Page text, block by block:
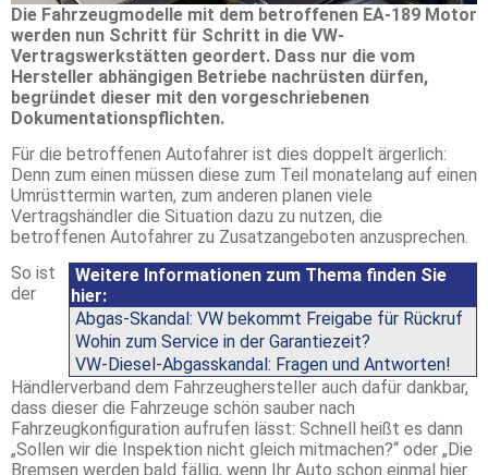
Die Fahrzeugmodelle mit dem betroffenen EA-189 Motor
werden nun Schritt für Schritt in die VW-
Vertragswerkstätten geordert. Dass nur die vom
Hersteller abhängigen Betriebe nachrüsten dürfen,
begründet dieser mit den vorgeschriebenen
Dokumentationspflichten.
Für die betroffenen Autofahrer ist dies doppelt ärgerlich:
Denn zum einen müssen diese zum Teil monatelang auf einen
Umrüsttermin warten, zum anderen planen viele
Vertragshändler die Situation dazu zu nutzen, die
betroffenen Autofahrer zu Zusatzangeboten anzusprechen.
Weitere Informationen zum Thema finden Sie
hier:
Abgas-Skandal: VW bekommt Freigabe für Rückruf
Wohin zum Service in der Garantiezeit?
VW-Diesel-Abgasskandal: Fragen und Antworten!
So ist
der
Händlerverband dem Fahrzeughersteller auch dafür dankbar,
dass dieser die Fahrzeuge schön sauber nach
Fahrzeugkonfiguration aufrufen lässt: Schnell heißt es dann
„Sollen wir die Inspektion nicht gleich mitmachen?“ oder „Die
Bremsen werden bald fällig, wenn Ihr Auto schon einmal hier